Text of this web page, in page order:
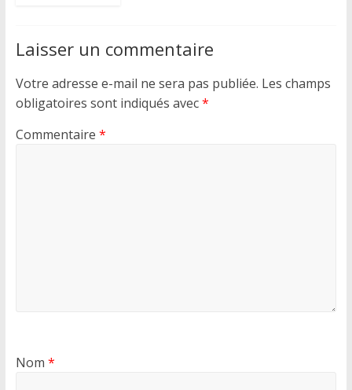
Laisser un commentaire
Votre adresse e-mail ne sera pas publiée. Les champs
obligatoires sont indiqués avec*
Commentaire *
Nom *